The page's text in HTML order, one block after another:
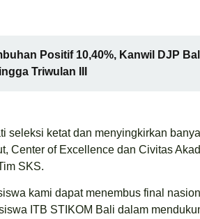
Positif 10,40%, Kanwil DJP
Triwulan III
seleksi ketat dan menyingkirkan
Center of Excellence dan Civitas
SKS.
kami dapat menembus final
ITB STIKOM Bali dalam